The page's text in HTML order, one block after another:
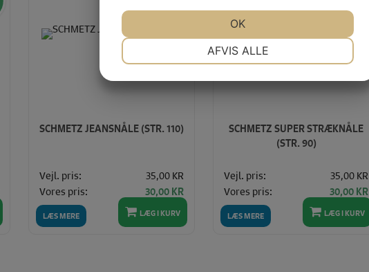
SCHMETZ JEANSNÅLE (STR. 110)
LÆS MERE
Vejl. pris:
35,00 KR
Vores pris:
30,00 KR
LÆG I KURV
SCHMETZ SUPER STRÆKNÅLE
(STR. 90)
LÆS MERE
Vejl. pris:
35,00 KR
Vores pris:
30,00 KR
LÆG I KURV
AFVIS ALLE
OK